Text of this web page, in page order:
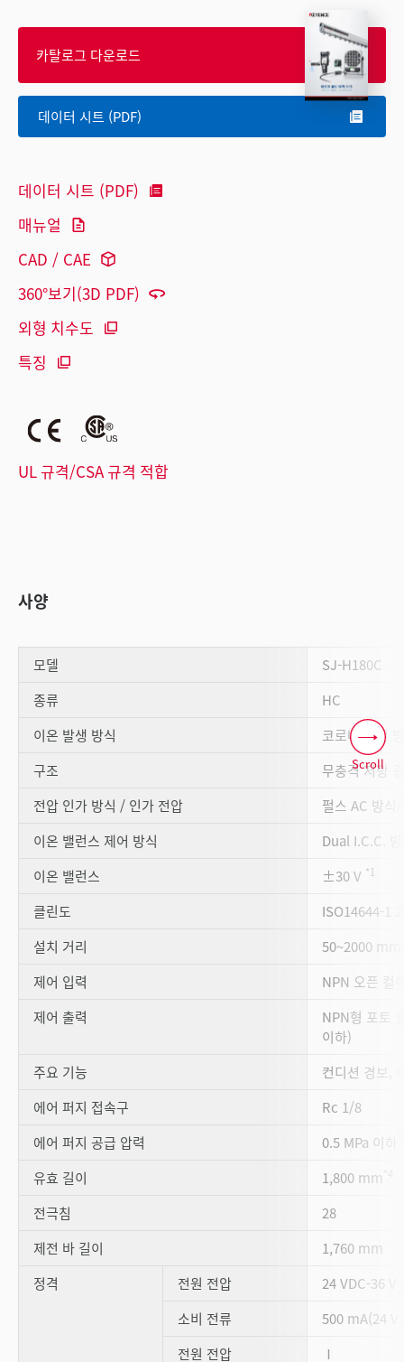
카탈로그 다운로드
데이터 시트 (PDF)
데이터 시트 (PDF)
매뉴얼
CAD / CAE
360°보기(3D PDF)
외형 치수도
특징
UL 규격/CSA 규격 적합
사양
모델
SJ-H180C
종류
HC
이온 발생 방식
코로나 방전
구조
무충격 저항
전압 인가 방식 / 인가 전압
펄스 AC 방
이온 밸런스 제어 방식
Dual I.C.C.
이온 밸런스
±30 V *1
클린도
ISO14644-1
설치 거리
50~2000 mm
제어 입력
NPN 오픈 컬
제어 출력
NPN형 포토
이하)
주요 기능
컨디션 경보,
에어 퍼지 접속구
Rc 1/8
에어 퍼지 공급 압력
0.5 MPa 이하
유효 길이 1,800 mm
전극침
28
제전 바 길이
1,760 mm
정격
전원 전압
24 VDC-36
소비 전류
500 mA(24 V
전원 전압
Ⅰ
Scroll